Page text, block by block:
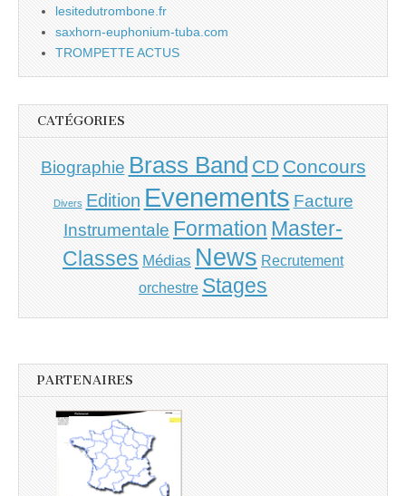
lesitedutrombone.fr
saxhorn-euphonium-tuba.com
TROMPETTE ACTUS
CATÉGORIES
Biographie Brass Band CD Concours
Divers Edition Evenements Facture
Instrumentale Formation Master-
Classes Médias News Recrutement
orchestre Stages
PARTENAIRES